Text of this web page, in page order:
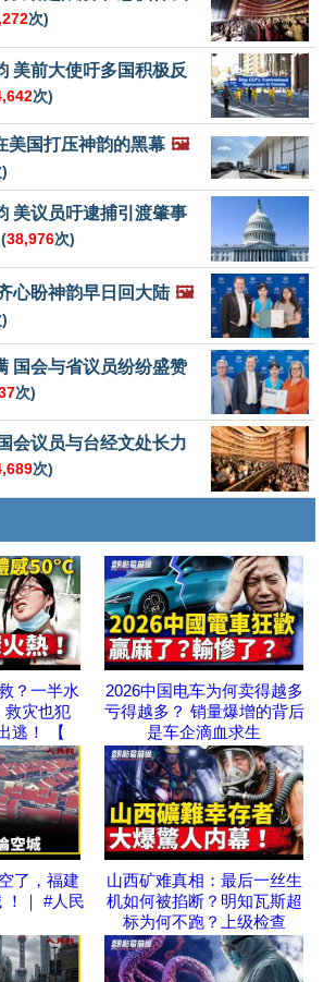
次)
美前大使吁多国积极反
次)
美国打压神韵的黑幕 🖼️
美议员吁逮捕引渡肇事
(38,976次)
心盼神韵早日回大陆 🖼️
国会与省议员纷纷盛赞
次)
会议员与台经文处长力
次)
？一半水
救灾也犯
逃！ 【
2026中国电车为何卖得越多
亏得越多？ 销量爆增的背后
是车企滴血求生
了，福建
！｜ #人民
山西矿难真相：最后一丝生
机如何被掐断？明知瓦斯超
标为何不跑？上级检查